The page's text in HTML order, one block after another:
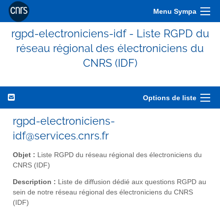
Menu Sympa
rgpd-electroniciens-idf - Liste RGPD du
réseau régional des électroniciens du
CNRS (IDF)
Options de liste
rgpd-electroniciens-
idf@services.cnrs.fr
Objet : Liste RGPD du réseau régional des électroniciens du
CNRS (IDF)
Description : Liste de diffusion dédié aux questions RGPD au
sein de notre réseau régional des électroniciens du CNRS
(IDF)